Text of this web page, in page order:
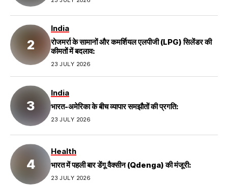
India
रोजमर्रा के सामानों और कमर्शियल एलपीजी (LPG) सिलेंडर की
कीमतों में बदलाव:
23 JULY 2026
India
भारत-अमेरिका के बीच व्यापार समझौतों की प्रगति:
23 JULY 2026
Health
भारत में पहली बार डेंगू वैक्सीन (Qdenga) की मंजूरी:
23 JULY 2026